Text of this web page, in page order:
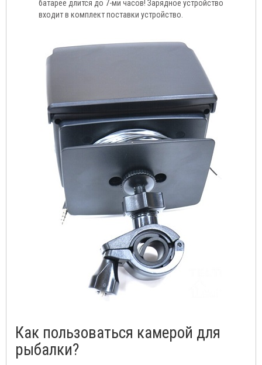
батарее длится до 7-ми часов! Зарядное устройство
входит в комплект поставки устройство.
Как пользоваться камерой для
рыбалки?